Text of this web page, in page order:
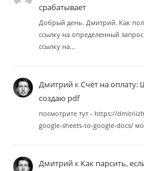
срабатывает
Добрый день. Дмитрий. Как
ссылку на определенный
ссылку на…
ДмитрийкСчёт на
создаю pdf
посмотрите тут - https://
google-sheets-to-google-docs/
Дмитрийк Как парсить,